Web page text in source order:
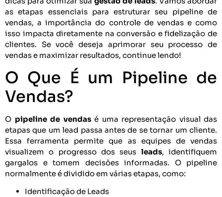
as etapas essenciais para estruturar seu pipeline de
vendas, a importância do controle de vendas e como
isso impacta diretamente na conversão e fidelização de
clientes. Se você deseja aprimorar seu processo de
vendas e maximizar resultados, continue lendo!
O Que É um Pipeline de
Vendas?
O pipeline de vendasé uma representação visual das
etapas que um lead passa antes de se tornar um cliente.
Essa ferramenta permite que as equipes de vendas
visualizem o progresso dos seus leads, identifiquem
gargalos e tomem decisões informadas. O pipeline
normalmente é dividido em várias etapas, como:
Identificação de Leads